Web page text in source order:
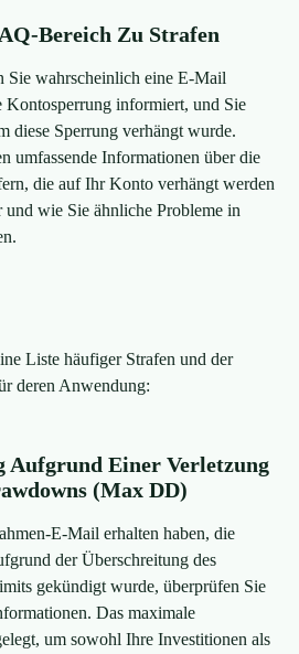
Bereich Zu Strafen
Sie wahrscheinlich eine E-Mail
Kontosperrung informiert, und Sie
diese Sperrung verhängt wurde.
umfassende Informationen über die
die auf Ihr Konto verhängt werden
wie Sie ähnliche Probleme in
Liste häufiger Strafen und der
deren Anwendung:
Aufgrund Einer Verletzung
(Max DD)
E-Mail erhalten haben, die
der Überschreitung des
gekündigt wurde, überprüfen Sie
Das maximale
um sowohl Ihre Investitionen als